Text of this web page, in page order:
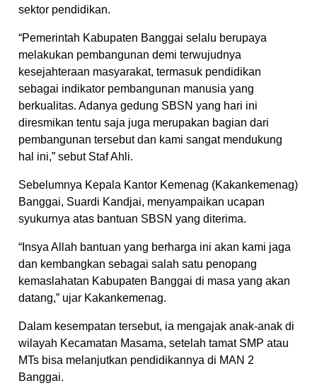
sektor pendidikan.
“Pemerintah Kabupaten Banggai selalu berupaya
melakukan pembangunan demi terwujudnya
kesejahteraan masyarakat, termasuk pendidikan
sebagai indikator pembangunan manusia yang
berkualitas. Adanya gedung SBSN yang hari ini
diresmikan tentu saja juga merupakan bagian dari
pembangunan tersebut dan kami sangat mendukung
hal ini,” sebut Staf Ahli.
Sebelumnya Kepala Kantor Kemenag (Kakankemenag)
Banggai, Suardi Kandjai, menyampaikan ucapan
syukurnya atas bantuan SBSN yang diterima.
“Insya Allah bantuan yang berharga ini akan kami jaga
dan kembangkan sebagai salah satu penopang
kemaslahatan Kabupaten Banggai di masa yang akan
datang,” ujar Kakankemenag.
Dalam kesempatan tersebut, ia mengajak anak-anak di
wilayah Kecamatan Masama, setelah tamat SMP atau
MTs bisa melanjutkan pendidikannya di MAN 2
Banggai.